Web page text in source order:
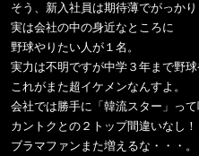
そう、新入社員は期待薄でがっか
実は会社の中の身近なところに
野球やりたい人が１名。
実力は不明ですが中学３年まで野球
これがまた超イケメンなんすよ。
会社では勝手に「韓流スター」って
カントクとの２トップ間違いなし！
ブラマファンまた増えるな・・・。